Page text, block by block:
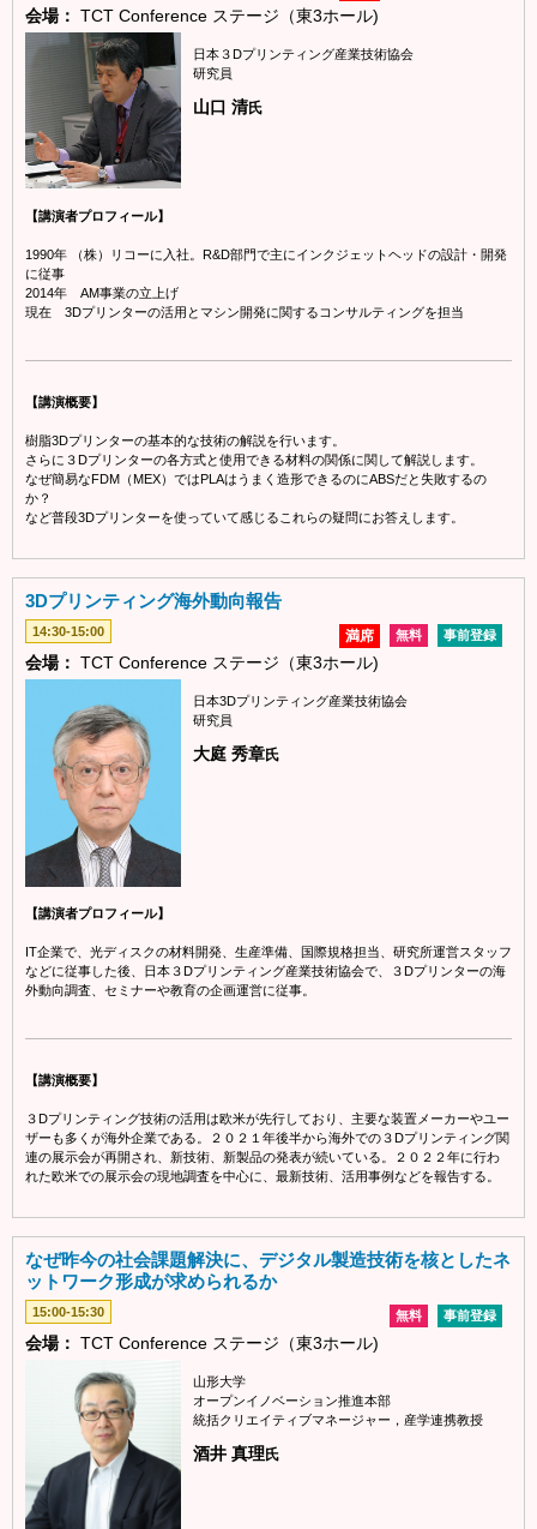
会場： TCT Conference ステージ（東3ホール)
日本３Dプリンティング産業技術協会
研究員
山口 清氏
【講演者プロフィール】
1990年 （株）リコーに入社。R&D部門で主にインクジェットヘッドの設計・開発
に従事
2014年 AM事業の立上げ
現在 3Dプリンターの活用とマシン開発に関するコンサルティングを担当
【講演概要】
樹脂3Dプリンターの基本的な技術の解説を行います。
さらに３Dプリンターの各方式と使用できる材料の関係に関して解説します。
なぜ簡易なFDM（MEX）ではPLAはうまく造形できるのにABSだと失敗するの
か？
など普段3Dプリンターを使っていて感じるこれらの疑問にお答えします。
3Dプリンティング海外動向報告
14:30-15:00 事前登録
無料
満席
会場： TCT Conference ステージ（東3ホール)
日本3Dプリンティング産業技術協会
研究員
大庭 秀章氏
【講演者プロフィール】
IT企業で、光ディスクの材料開発、生産準備、国際規格担当、研究所運営スタッフ
などに従事した後、日本３Dプリンティング産業技術協会で、３Dプリンターの海
外動向調査、セミナーや教育の企画運営に従事。
【講演概要】
３Dプリンティング技術の活用は欧米が先行しており、主要な装置メーカーやユー
ザーも多くが海外企業である。２０２１年後半から海外での３Dプリンティング関
連の展示会が再開され、新技術、新製品の発表が続いている。２０２２年に行わ
れた欧米での展示会の現地調査を中心に、最新技術、活用事例などを報告する。
なぜ昨今の社会課題解決に、デジタル製造技術を核としたネ
ットワーク形成が求められるか
15:00-15:30 事前登録
無料
会場： TCT Conference ステージ（東3ホール)
山形大学
オープンイノベーション推進本部
統括クリエイティブマネージャー，産学連携教授
酒井 真理氏